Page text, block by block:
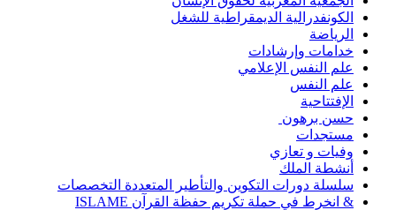
الكونفدرالية الديمقراطية للشغل
الرياضة
خدامات وإرشادات
علم النفس الإعلامي
علم النفس
الإفتتاحية
حسن برهون
مستجدات
وفيات و تعازي
أنشطة الملك
سلسلة دورات التكوين والتأطير المتعددة التخصصات
& انخرط في حملة تكريم حفظة القرآن ISLAME